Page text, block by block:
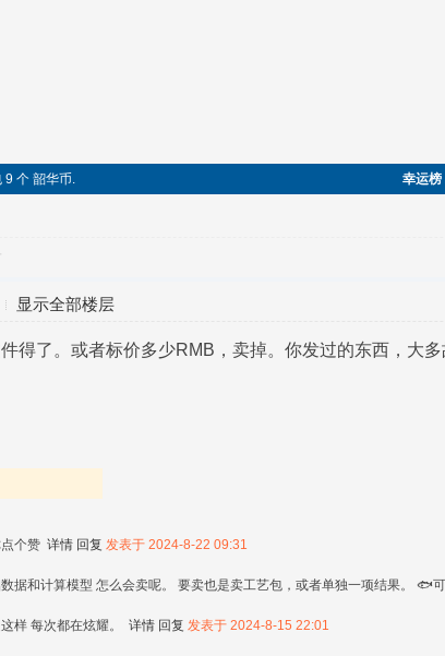
9 个 韶华币. 幸运榜
显示全部楼层
得了。或者标价多少RMB，卖掉。你发过的东西，大
个赞 详情 回复 发表于 2024-8-22 09:31
据和计算模型 怎么会卖呢。 要卖也是卖工艺包，或者单独一项结果。 🐟
样 每次都在炫耀。 详情 回复 发表于 2024-8-15 22:01